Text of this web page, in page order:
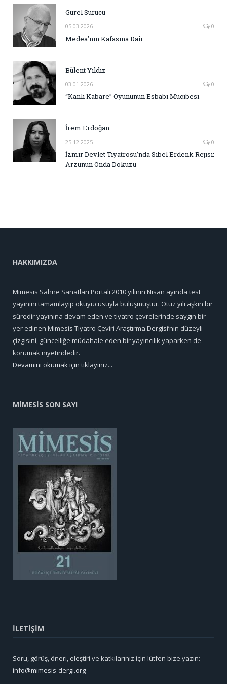
Gürel Sürücü
05.03.2026 0
Medea’nın Kafasına Dair
Bülent Yıldız
03.01.2026 0
“Kanlı Kabare” Oyununun Esbabı Mucibesi
İrem Erdoğan
25.12.2025 0
İzmir Devlet Tiyatrosu’nda Sibel Erdenk Rejisi:
Arzunun Onda Dokuzu
HAKKIMIZDA
Mimesis Sahne Sanatları Portali 2010 yılının Nisan ayında test
yayınını tamamlayıp okuyucusuyla buluşmuştur. Otuz yılı aşkın bir
süredir yayınına devam eden ve tiyatro çevrelerinde saygın bir
yer edinen Mimesis Tiyatro Çeviri Araştırma Dergisi’nin düzeyli
çizgisini, güncelliğe müdahale eden bir yayıncılık yaparken de
korumak niyetindedir.
Devamını okumak için tıklayınız...
MİMESİS SON SAYI
İLETİŞİM
Soru, görüş, öneri, eleştiri ve katkılarınız için lütfen bize yazın:
info@mimesis-dergi.org